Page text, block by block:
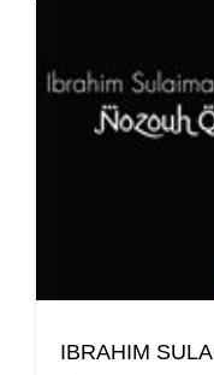
IBRAHIM